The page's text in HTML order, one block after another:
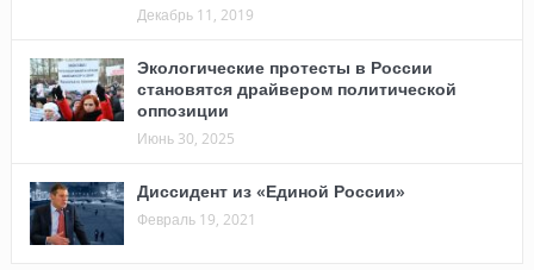
Декабрь 11, 2019
Экологические протесты в России
становятся драйвером политической
оппозиции
Июнь 30, 2025
Диссидент из «Единой России»
Февраль 19, 2021